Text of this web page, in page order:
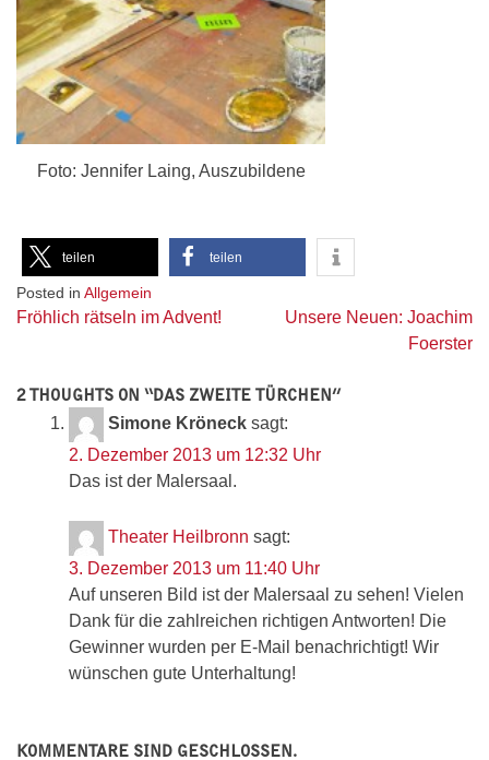
Foto: Jennifer Laing, Auszubildene
teilen teilen
Posted in Allgemein
Beitragsnavigation
Fröhlich rätseln im Advent!
Unsere Neuen: Joachim
Foerster
2 THOUGHTS ON “DAS ZWEITE TÜRCHEN”
Simone Kröneck sagt:
2. Dezember 2013 um 12:32 Uhr
Das ist der Malersaal.
Theater Heilbronn sagt:
3. Dezember 2013 um 11:40 Uhr
Auf unseren Bild ist der Malersaal zu sehen! Vielen
Dank für die zahlreichen richtigen Antworten! Die
Gewinner wurden per E-Mail benachrichtigt! Wir
wünschen gute Unterhaltung!
KOMMENTARE SIND GESCHLOSSEN.